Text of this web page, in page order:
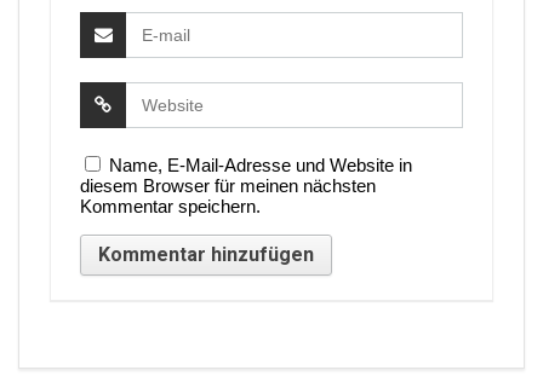
Name, E-Mail-Adresse und Website in
diesem Browser für meinen nächsten
Kommentar speichern.